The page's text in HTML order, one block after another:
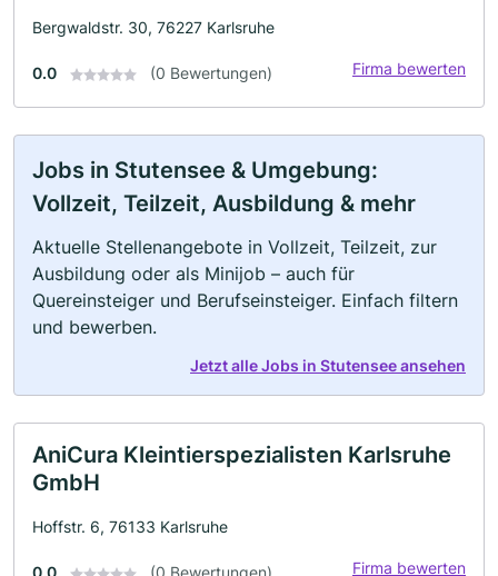
Bergwaldstr. 30, 76227 Karlsruhe
0.0 (0 Bewertungen) Firma bewerten
Jobs in Stutensee & Umgebung:
Vollzeit, Teilzeit, Ausbildung & mehr
Aktuelle Stellenangebote in Vollzeit, Teilzeit, zur
Ausbildung oder als Minijob – auch für
Quereinsteiger und Berufseinsteiger. Einfach filtern
und bewerben.
Jetzt alle Jobs in Stutensee ansehen
AniCura Kleintierspezialisten Karlsruhe
GmbH
Hoffstr. 6, 76133 Karlsruhe
0.0 (0 Bewertungen) Firma bewerten